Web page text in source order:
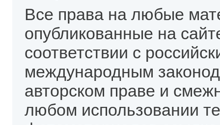
Все права на любые
опубликованные на
соответствии с
международным
авторском праве и
любом использовании